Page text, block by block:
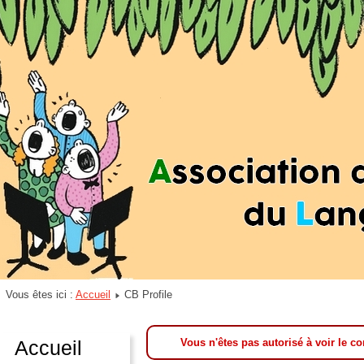
Vous êtes ici : Accueil CB Profile
Accueil Vous n'êtes pas autorisé à voir le